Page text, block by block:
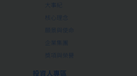
大事紀
核心理念
願景與使命
企業集團
獎項與榮譽
投資人專區